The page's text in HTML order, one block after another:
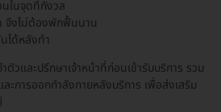
ในจุดที่กังวล
จึงไม่ต้องพักฟื้นนาน
ได้หลังทำ
วและปรึกษาเจ้าหน้าที่ก่อนเข้ารับบริการ รวม
ะการออกกำลังกายหลังบริการ เพื่อส่งเสริม